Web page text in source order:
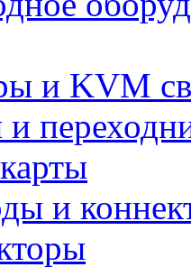
и KVM
и